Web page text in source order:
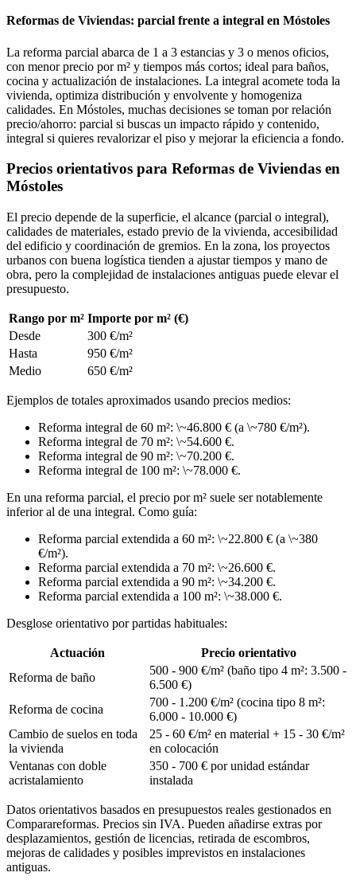
Reformas de Viviendas: parcial frente a integral en Móstoles
La reforma parcial abarca de 1 a 3 estancias y 3 o menos oficios,
con menor precio por m² y tiempos más cortos; ideal para baños,
cocina y actualización de instalaciones. La integral acomete toda la
vivienda, optimiza distribución y envolvente y homogeniza
calidades. En Móstoles, muchas decisiones se toman por relación
precio/ahorro: parcial si buscas un impacto rápido y contenido,
integral si quieres revalorizar el piso y mejorar la eficiencia a fondo.
Precios orientativos para Reformas de Viviendas en
Móstoles
El precio depende de la superficie, el alcance (parcial o integral),
calidades de materiales, estado previo de la vivienda, accesibilidad
del edificio y coordinación de gremios. En la zona, los proyectos
urbanos con buena logística tienden a ajustar tiempos y mano de
obra, pero la complejidad de instalaciones antiguas puede elevar el
presupuesto.
Rango por m² Importe por m² (€)
Desde
300 €/m²
Hasta
950 €/m²
Medio
650 €/m²
Ejemplos de totales aproximados usando precios medios:
Reforma integral de 60 m²: \~46.800 € (a \~780 €/m²).
Reforma integral de 70 m²: \~54.600 €.
Reforma integral de 90 m²: \~70.200 €.
Reforma integral de 100 m²: \~78.000 €.
En una reforma parcial, el precio por m² suele ser notablemente
inferior al de una integral. Como guía:
Reforma parcial extendida a 60 m²: \~22.800 € (a \~380
€/m²).
Reforma parcial extendida a 70 m²: \~26.600 €.
Reforma parcial extendida a 90 m²: \~34.200 €.
Reforma parcial extendida a 100 m²: \~38.000 €.
Desglose orientativo por partidas habituales:
Actuación
Precio orientativo
Reforma de baño
500 - 900 €/m² (baño tipo 4 m²: 3.500 -
6.500 €)
Reforma de cocina
700 - 1.200 €/m² (cocina tipo 8 m²:
6.000 - 10.000 €)
Cambio de suelos en toda
la vivienda
25 - 60 €/m² en material + 15 - 30 €/m²
en colocación
Ventanas con doble
acristalamiento
350 - 700 € por unidad estándar
instalada
Datos orientativos basados en presupuestos reales gestionados en
Comparareformas. Precios sin IVA. Pueden añadirse extras por
desplazamientos, gestión de licencias, retirada de escombros,
mejoras de calidades y posibles imprevistos en instalaciones
antiguas.